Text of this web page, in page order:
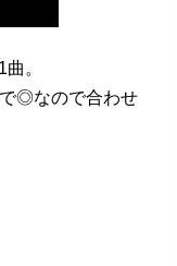
。
◎なので合わせ